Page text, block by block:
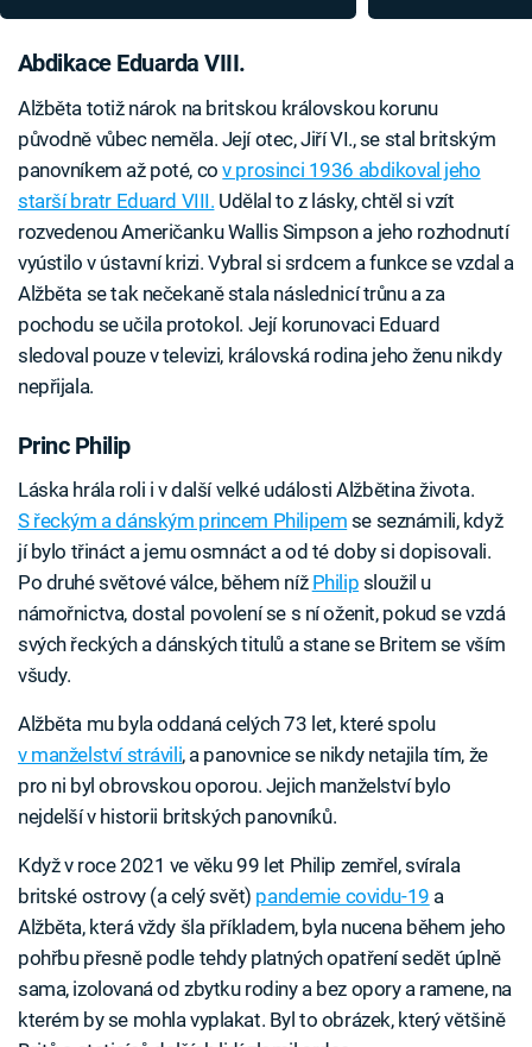
Abdikace Eduarda VIII.
Alžběta totiž nárok na britskou královskou korunu
původně vůbec neměla. Její otec, Jiří VI., se stal britským
panovníkem až poté, cov prosinci 1936 abdikoval jeho
starší bratr Eduard VIII. Udělal to z lásky, chtěl si vzít
rozvedenou Američanku Wallis Simpson a jeho rozhodnutí
vyústilo v ústavní krizi. Vybral si srdcem a funkce se vzdal a
Alžběta se tak nečekaně stala následnicí trůnu a za
pochodu se učila protokol. Její korunovaci Eduard
sledoval pouze v televizi, královská rodina jeho ženu nikdy
nepřijala.
Princ Philip
Láska hrála roli i v další velké události Alžbětina života.
S řeckým a dánským princem Philipem se seznámili, když
jí bylo třináct a jemu osmnáct a od té doby si dopisovali.
Po druhé světové válce, během níž Philip sloužil u
námořnictva, dostal povolení se s ní oženit, pokud se vzdá
svých řeckých a dánských titulů a stane se Britem se vším
všudy.
Alžběta mu byla oddaná celých 73 let, které spolu
v manželství strávili, a panovnice se nikdy netajila tím, že
pro ni byl obrovskou oporou. Jejich manželství bylo
nejdelší v historii britských panovníků.
Když v roce 2021 ve věku 99 let Philip zemřel, svírala
britské ostrovy (a celý svět) pandemie covidu-19 a
Alžběta, která vždy šla příkladem, byla nucena během jeho
pohřbu přesně podle tehdy platných opatření sedět úplně
sama, izolovaná od zbytku rodiny a bez opory a ramene, na
kterém by se mohla vyplakat. Byl to obrázek, který většině